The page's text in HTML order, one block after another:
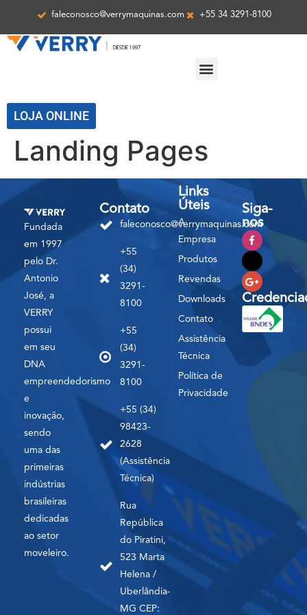
faleconosco@verrymaquinas.com +55 34 3291-8100
LOJA ONLINE
Landing Pages
Fundada
em 1997
pelo Dr.
Antonio
José, a
VERRY
possui
em seu
DNA
empreendedorismo
e
inovação,
sendo
uma das
primeiras
indústrias
brasileiras
dedicadas
ao setor
moveleiro.
Contato
faleconosco@verrymaquinas.com
+55
(34)
3291-
8100
+55
(34)
3291-
8100
+55 (34)
98423-
2628
(Assistência
Técnica)
Rua
República
do Piratini,
523 Marta
Helena /
Uberlândia-
MG CEP:
Links
Úteis
A
Empresa
Produtos
Revendas
Downloads
Contato
Assistência
Técnica
Política de
Privacidade
Siga-
nos